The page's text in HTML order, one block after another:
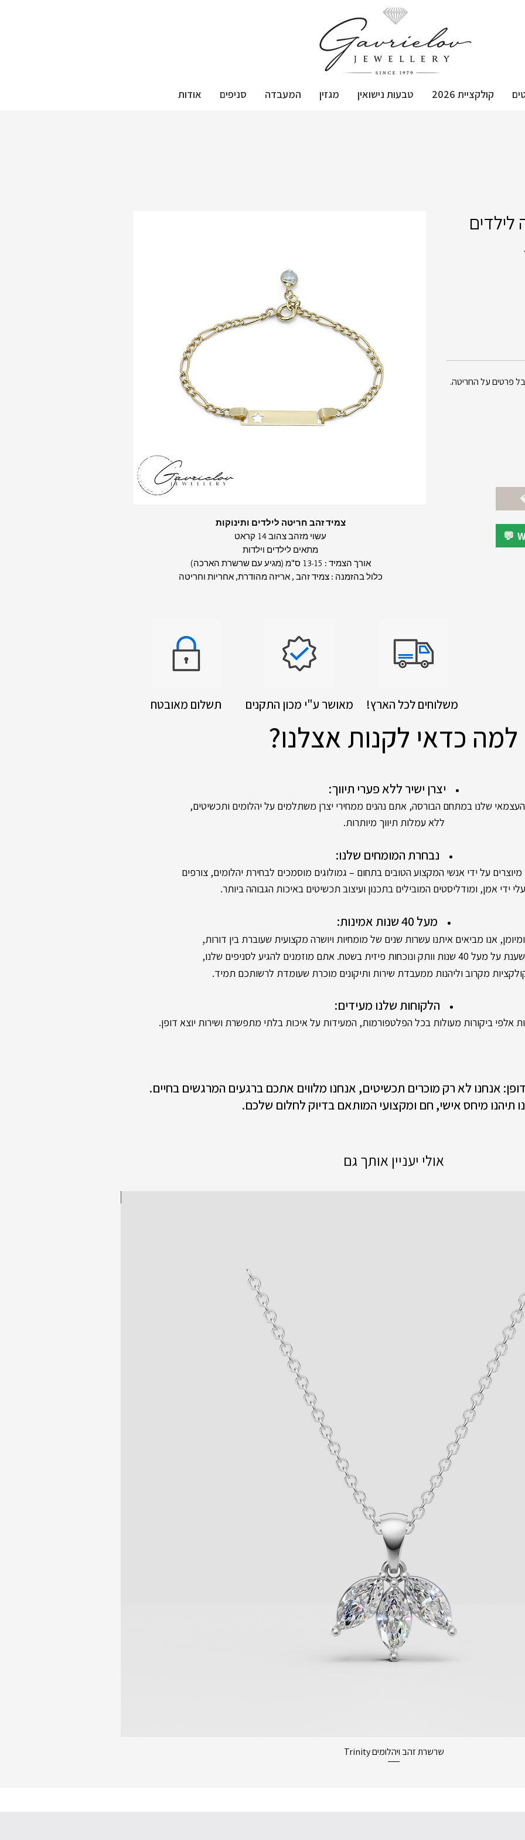
קולקציית 2026 טבעות נישואין מגזין המעבדה סניפים אודות
צמיד זהב חריטה לילדים ותינוקות
עשוי מזהב צהוב 14 קראט
מתאים לילדים וילדות
אורך הצמיד : 13-15 ס"מ (מגיע עם שרשרת הארכה)
כלול בהזמנה : צמיד זהב , אריזה מהודרת, אחריות וחריטה
פרטים על החריטה.
תשלום מאובטח מאושר ע"י מכון התקנים
למה כדאי לקנות אצלנו?
יצרן ישיר ללא פערי תיווך:
שלנו במתחם הבורסה, אתם נהנים ממחירי יצרן משתלמים על יהלומים ותכשיטים,
ללא עמלות תיווך מיותרות.
נבחרת המומחים שלנו:
על ידי אנשי המקצוע הטובים בתחום – גמולוגים מוסמכים לבחירת יהלומים, צורפים
ידי אמן, ומודליסטים המובילים בתכנון ועיצוב תכשיטים באיכות הגבוהה ביותר.
מעל 40 שנות אמינות:
אנו מביאים איתנו עשרות שנים של מומחיות ויושרה מקצועית שעוברת בין דורות,
בשטח. אתם מוזמנים להגיע לסניפים שלנו,
מקרוב וליהנות ממעבדת שירות ותיקונים מוכרת שעומדת לרשותכם תמיד.
הלקוחות שלנו מעידים:
אלפי ביקורות מעולות בכל הפלטפורמות, המעידות על איכות בלתי מתפשרת ושירות יוצא דופן.
דופן: אנחנו לא רק מוכרים תכשיטים, אנחנו מלווים אתכם ברגעים המרגשים בחיים.
תיהנו מיחס אישי, חם ומקצועי המותאם בדיוק לחלום שלכם.
אולי יעניין אותך גם
תצוגה מהירה
שרשרת זהב ויהלומים Trinity